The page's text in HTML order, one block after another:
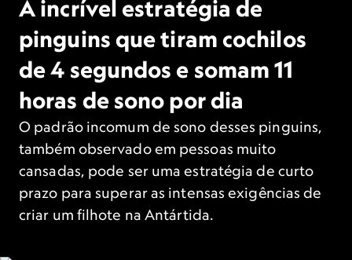
A incrível estratégia de
pinguins que tiram cochilos
de 4 segundos e somam 11
horas de sono por dia
O padrão incomum de sono desses pinguins,
também observado em pessoas muito
cansadas, pode ser uma estratégia de curto
prazo para superar as intensas exigências de
criar um filhote na Antártida.